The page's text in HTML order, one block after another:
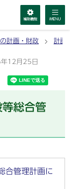
計画・財政 計画
12月25日
総合管
合管理計画に